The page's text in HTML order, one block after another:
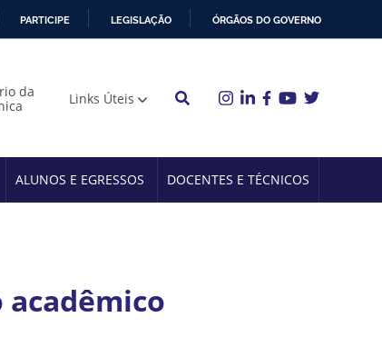
PARTICIPE LEGISLAÇÃO ÓRGÃOS DO GOVERNO
da
Links Úteis
ALUNOS E EGRESSOS DOCENTES E TÉCNICOS
acadêmico